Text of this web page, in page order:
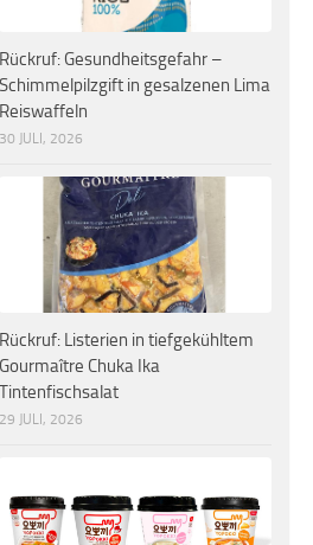
Rückruf: Gesundheitsgefahr –
Schimmelpilzgift in gesalzenen Lima
Reiswaffeln
30 JULI, 2026
Rückruf: Listerien in tiefgekühltem
Gourmaître Chuka Ika
Tintenfischsalat
29 JULI, 2026